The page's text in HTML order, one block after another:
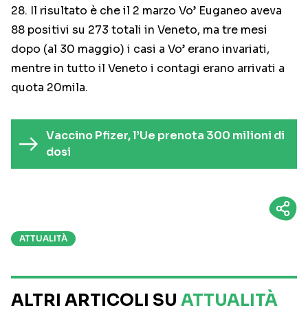
28. Il risultato è che il 2 marzo Vo’ Euganeo aveva
88 positivi su 273 totali in Veneto, ma tre mesi
dopo (al 30 maggio) i casi a Vo’ erano invariati,
mentre in tutto il Veneto i contagi erano arrivati a
quota 20mila.
Vaccino Pfizer, l’Ue prenota 300 milioni di
dosi
ATTUALITÀ
ALTRI ARTICOLI SU ATTUALITÀ